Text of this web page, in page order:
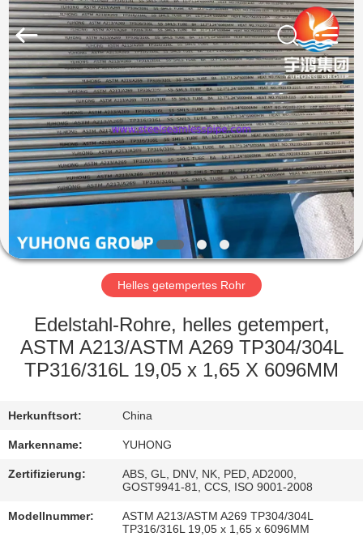
HAUS
PRODUKTE
ÜBER
UNS
FABRIK-
AUSFLUG
QUALITÄTSKONTROLLE
SIE
MIT
UNS
VERBINDUNG
2025
Yuhong
Group
Co.,Ltd.
Rights
Reserved.
Helles getempertes Rohr
Edelstahl-Rohre, helles getempert,
ASTM A213/ASTM A269 TP304/304L
TP316/316L 19,05 x 1,65 X 6096MM
Herkunftsort: China
Markenname: YUHONG
Zertifizierung:
ABS, GL, DNV, NK, PED, AD2000,
GOST9941-81, CCS, ISO 9001-2008
Modellnummer:
ASTM A213/ASTM A269 TP304/304L
TP316/316L 19,05 x 1,65 x 6096MM